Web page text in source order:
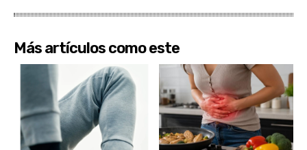
Más artículos como este